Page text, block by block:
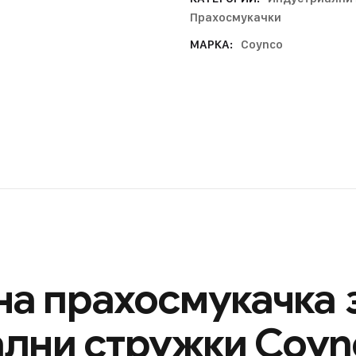
Прахосмукачки
МАРКА:
Coynco
прахосмукачка
стружки